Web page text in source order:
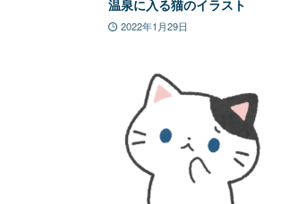
温泉に入る猫のイラスト
2022年1月29日